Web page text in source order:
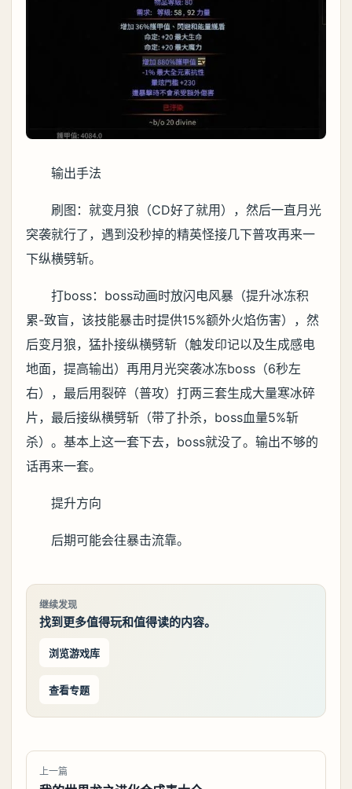
输出手法
刷图：就变月狼（CD好了就用），然后一直月光
突袭就行了，遇到没秒掉的精英怪接几下普攻再来一
下纵横劈斩。
打boss：boss动画时放闪电风暴（提升冰冻积
累-致盲，该技能暴击时提供15%额外火焰伤害），然
后变月狼，猛扑接纵横劈斩（触发印记以及生成感电
地面，提高输出）再用月光突袭冰冻boss（6秒左
右），最后用裂碎（普攻）打两三套生成大量寒冰碎
片，最后接纵横劈斩（带了扑杀，boss血量5%斩
杀）。基本上这一套下去，boss就没了。输出不够的
话再来一套。
提升方向
后期可能会往暴击流靠。
继续发现
找到更多值得玩和值得读的内容。
浏览游戏库
查看专题
上一篇